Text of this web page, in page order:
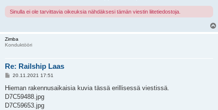
Sinulla ei ole tarvittavia oikeuksia nähdäksesi tämän viestin liitetiedostoja.
Zimba
Konduktööri
Re: Railship Laas
V
e
t
i
20.11.2021 17:51
Hieman rakennusaikaisia kuvia tässä erillisessä viestissä.
D7C59488.jpg
D7C59653.jpg